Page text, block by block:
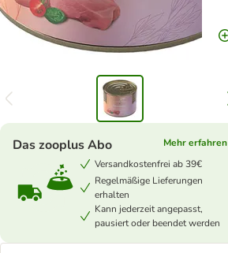
Das zooplus Abo
Mehr erfahren
Versandkostenfrei ab 39€
Regelmäßige Lieferungen
erhalten
Kann jederzeit angepasst,
pausiert oder beendet werden